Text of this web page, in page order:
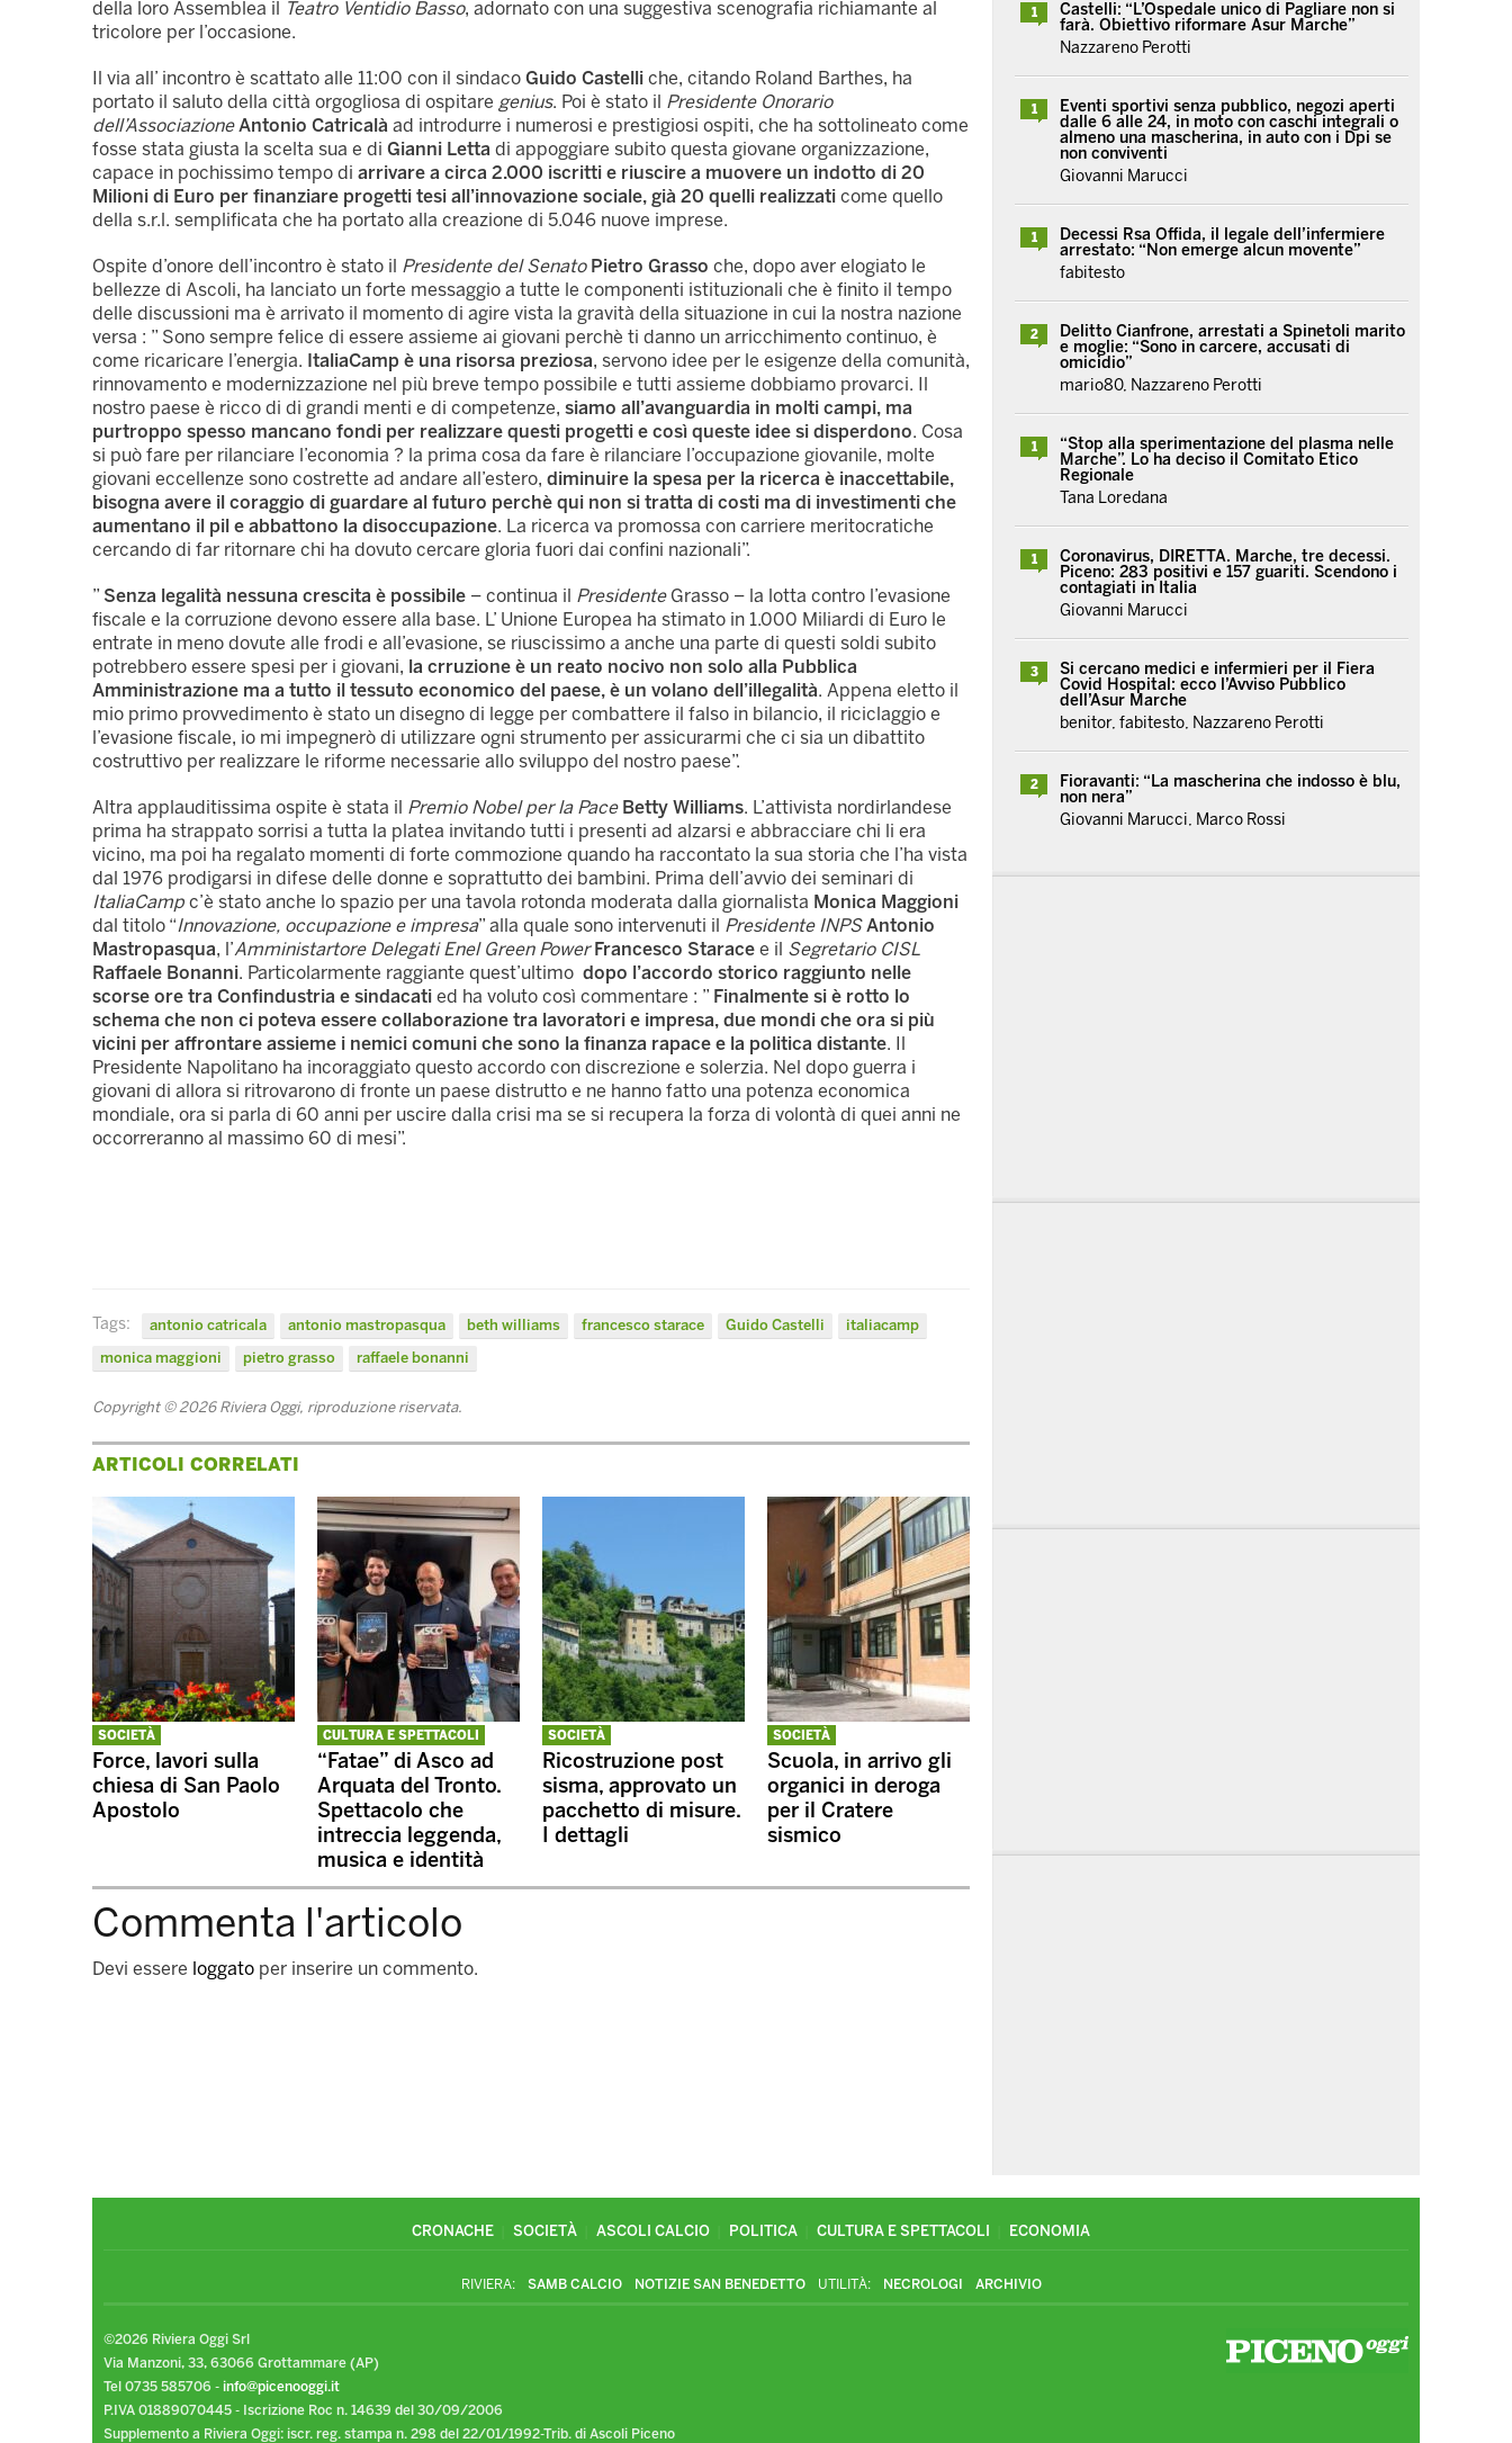
della loro Assemblea il Teatro Ventidio Basso, adornato con una suggestiva scenografia richiamante al
tricolore per l’occasione.
Il via all’ incontro è scattato alle 11:00 con il sindaco Guido Castelli che, citando Roland Barthes, ha
portato il saluto della città orgogliosa di ospitare genius. Poi è stato il Presidente Onorario
dell’Associazione Antonio Catricalà ad introdurre i numerosi e prestigiosi ospiti, che ha sottolineato come
fosse stata giusta la scelta sua e di Gianni Letta di appoggiare subito questa giovane organizzazione,
capace in pochissimo tempo di arrivare a circa 2.000 iscritti e riuscire a muovere un indotto di 20
Milioni di Euro per finanziare progetti tesi all’innovazione sociale, già 20 quelli realizzati come quello
della s.r.l. semplificata che ha portato alla creazione di 5.046 nuove imprese.
Ospite d’onore dell’incontro è stato il Presidente del Senato Pietro Grasso che, dopo aver elogiato le
bellezze di Ascoli, ha lanciato un forte messaggio a tutte le componenti istituzionali che è finito il tempo
delle discussioni ma è arrivato il momento di agire vista la gravità della situazione in cui la nostra nazione
versa : ” Sono sempre felice di essere assieme ai giovani perchè ti danno un arricchimento continuo, è
come ricaricare l’energia. ItaliaCamp è una risorsa preziosa, servono idee per le esigenze della comunità,
rinnovamento e modernizzazione nel più breve tempo possibile e tutti assieme dobbiamo provarci. Il
nostro paese è ricco di di grandi menti e di competenze, siamo all’avanguardia in molti campi, ma
purtroppo spesso mancano fondi per realizzare questi progetti e così queste idee si disperdono. Cosa
si può fare per rilanciare l’economia ? la prima cosa da fare è rilanciare l’occupazione giovanile, molte
giovani eccellenze sono costrette ad andare all’estero, diminuire la spesa per la ricerca è inaccettabile,
bisogna avere il coraggio di guardare al futuro perchè qui non si tratta di costi ma di investimenti che
aumentano il pil e abbattono la disoccupazione. La ricerca va promossa con carriere meritocratiche
cercando di far ritornare chi ha dovuto cercare gloria fuori dai confini nazionali”.
” Senza legalità nessuna crescita è possibile – continua il PresidenteGrasso – la lotta contro l’evasione
fiscale e la corruzione devono essere alla base. L’ Unione Europea ha stimato in 1.000 Miliardi di Euro le
entrate in meno dovute alle frodi e all’evasione, se riuscissimo a anche una parte di questi soldi subito
potrebbero essere spesi per i giovani, la crruzione è un reato nocivo non solo alla Pubblica
Amministrazione ma a tutto il tessuto economico del paese, è un volano dell’illegalità. Appena eletto il
mio primo provvedimento è stato un disegno di legge per combattere il falso in bilancio, il riciclaggio e
l’evasione fiscale, io mi impegnerò di utilizzare ogni strumento per assicurarmi che ci sia un dibattito
costruttivo per realizzare le riforme necessarie allo sviluppo del nostro paese”.
Altra applauditissima ospite è stata il Premio Nobel per la Pace Betty Williams. L’attivista nordirlandese
prima ha strappato sorrisi a tutta la platea invitando tutti i presenti ad alzarsi e abbracciare chi li era
vicino, ma poi ha regalato momenti di forte commozione quando ha raccontato la sua storia che l’ha vista
dal 1976 prodigarsi in difese delle donne e soprattutto dei bambini. Prima dell’avvio dei seminari di
ItaliaCamp c’è stato anche lo spazio per una tavola rotonda moderata dalla giornalista Monica Maggioni
dal titolo “Innovazione, occupazione e impresa” alla quale sono intervenuti il Presidente INPS Antonio
Mastropasqua, l’Amministartore Delegati Enel Green Power Francesco Starace e il Segretario CISL
Raffaele Bonanni. Particolarmente raggiante quest’ultimo dopo l’accordo storico raggiunto nelle
scorse ore tra Confindustria e sindacati ed ha voluto così commentare : ” Finalmente si è rotto lo
schema che non ci poteva essere collaborazione tra lavoratori e impresa, due mondi che ora si più
vicini per affrontare assieme i nemici comuni che sono la finanza rapace e la politica distante. Il
Presidente Napolitano ha incoraggiato questo accordo con discrezione e solerzia. Nel dopo guerra i
giovani di allora si ritrovarono di fronte un paese distrutto e ne hanno fatto una potenza economica
mondiale, ora si parla di 60 anni per uscire dalla crisi ma se si recupera la forza di volontà di quei anni ne
occorreranno al massimo 60 di mesi”.
Tags: antonio catricala antonio mastropasqua beth williams francesco starace Guido Castelli
italiacamp
monica maggioni
pietro grasso raffaele bonanni
Copyright © 2026 Riviera Oggi, riproduzione riservata.
ARTICOLI CORRELATI
SOCIETÀ
Force, lavori sulla
chiesa di San Paolo
Apostolo
CULTURA E SPETTACOLI
“Fatae” di Asco ad
Arquata del Tronto.
Spettacolo che
intreccia leggenda,
musica e identità
SOCIETÀ
Ricostruzione post
sisma, approvato un
pacchetto di misure.
I dettagli
SOCIETÀ
Scuola, in arrivo gli
organici in deroga
per il Cratere
sismico
Commenta l'articolo
Devi essere loggato per inserire un commento.
1
Castelli: “L’Ospedale unico di Pagliare non si
farà. Obiettivo riformare Asur Marche”
Nazzareno Perotti
1
Eventi sportivi senza pubblico, negozi aperti
dalle 6 alle 24, in moto con caschi integrali o
almeno una mascherina, in auto con i Dpi se
non conviventi
Giovanni Marucci
1
Decessi Rsa Offida, il legale dell’infermiere
arrestato: “Non emerge alcun movente”
fabitesto
2
Delitto Cianfrone, arrestati a Spinetoli marito
e moglie: “Sono in carcere, accusati di
omicidio”
mario80, Nazzareno Perotti
1
“Stop alla sperimentazione del plasma nelle
Marche”. Lo ha deciso il Comitato Etico
Regionale
Tana Loredana
1
Coronavirus, DIRETTA. Marche, tre decessi.
Piceno: 283 positivi e 157 guariti. Scendono i
contagiati in Italia
Giovanni Marucci
3
Si cercano medici e infermieri per il Fiera
Covid Hospital: ecco l’Avviso Pubblico
dell’Asur Marche
benitor, fabitesto, Nazzareno Perotti
2
Fioravanti: “La mascherina che indosso è blu,
non nera”
Giovanni Marucci, Marco Rossi
CRONACHE SOCIETÀ ASCOLI CALCIO POLITICA CULTURA E SPETTACOLI ECONOMIA
RIVIERA: SAMB CALCIO NOTIZIE SAN BENEDETTO UTILITÀ: NECROLOGI ARCHIVIO
©2026 Riviera Oggi Srl
Via Manzoni, 33, 63066 Grottammare (AP)
Tel 0735 585706 - info@picenooggi.it
P.IVA 01889070445 - Iscrizione Roc n. 14639 del 30/09/2006
Supplemento a Riviera Oggi: iscr. reg. stampa n. 298 del 22/01/1992-Trib. di Ascoli Piceno